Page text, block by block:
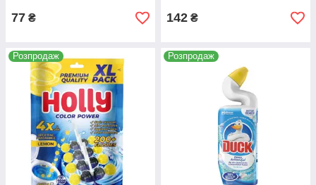
77 ₴ 142 ₴
Розпродаж Розпродаж